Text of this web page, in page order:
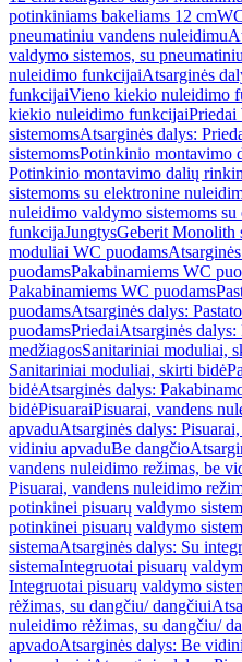
potinkiniams bakeliams 12 cm
pneumatiniu vandens nuleidimu
valdymo sistemos, su
nuleidimo funkcijaiAtsarginės
funkcijaiVieno kiekio nuleidimo
kiekio nuleidimo funkcijai
sistemomsAtsarginės dalys:
sistemomsPotinkinio montavimo
Potinkinio montavimo dalių
sistemoms su elektronine
nuleidimo valdymo sistemoms
funkcijaJungtysGeberit Monolith
moduliai WC puodams
puodamsPakabinamiems WC
Pakabinamiems WC puodams
puodamsAtsarginės dalys:
puodamsPriedaiAtsarginės dalys:
medžiagosSanitariniai moduliai,
Sanitariniai moduliai, skirti bidė
bidėAtsarginės dalys:
bidėPisuaraiPisuarai, vandens
apvaduAtsarginės dalys:
vidiniu apvaduBe dangčio
vandens nuleidimo režimas, be
Pisuarai, vandens nuleidimo
potinkinei pisuarų valdymo
potinkinei pisuarų valdymo
sistemaAtsarginės dalys: Su
sistemaIntegruotai pisuarų
Integruotai pisuarų valdymo
rėžimas, su dangčiu/ dangčiui
nuleidimo rėžimas, su dangčiu/
apvadoAtsarginės dalys: Be